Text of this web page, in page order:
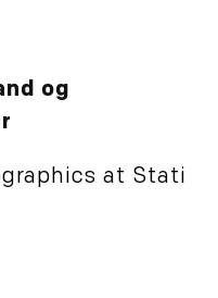
og
at Stati